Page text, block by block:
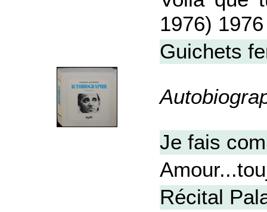
1976) 1976
Guichets
Je fais
Récital